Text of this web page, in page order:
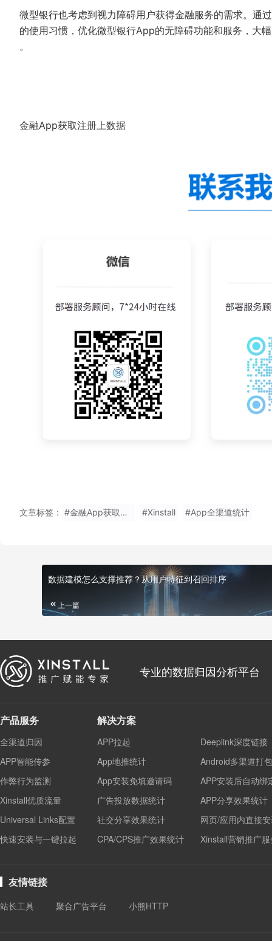
微型银行也考虑到视力障碍用户获得金融服务的需求。通
的使用习惯，优化微型银行App的无障碍功能和服务，大
。
金融App获取注册上数据
文章标签： #金融App获取注册上数据 #Xinstall #App全渠道统计
数据建模怎么支撑推荐？从用户特征到召回排序
上一篇
专业的数据归因分析平台
产品服务
全渠道归因
APP智能传参
作弊行为监测
Xinstall优质流量
Universal Links配置
快速安装与一键拉起
解决方案
APP拉起
Deeplink深度链接
App地推统计
Android多渠道打包
App安装免填邀请码
APP安装后自动绑
广告投放数据统计
APP分享效果统计
社交分享效果统计
网页/应用内直接
CPA/CPS推广效果统计
Xinstall营销推广
友情链接
站长工具 聚合广告平台 小熊HTTP